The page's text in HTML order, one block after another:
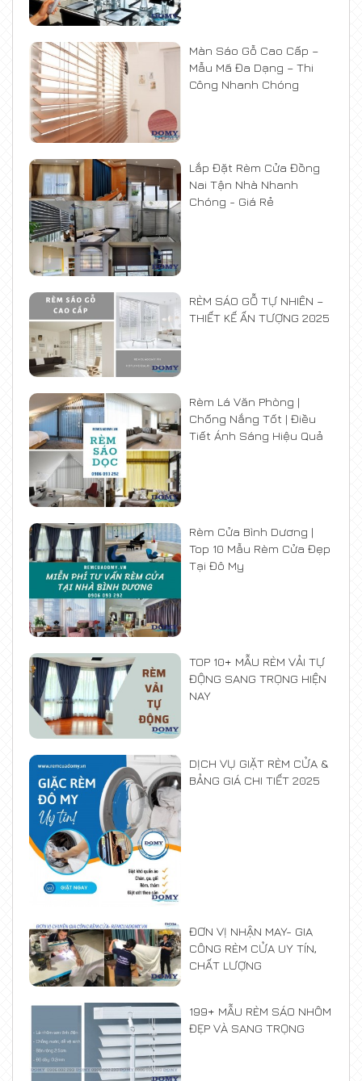
Màn Sáo Gỗ Cao Cấp –
Mẫu Mã Đa Dạng – Thi
Công Nhanh Chóng
Lắp Đặt Rèm Cửa Đồng
Nai Tận Nhà Nhanh
Chóng - Giá Rẻ
RÈM SÁO GỖ TỰ NHIÊN –
THIẾT KẾ ẤN TƯỢNG 2025
Rèm Lá Văn Phòng |
Chống Nắng Tốt | Điều
Tiết Ánh Sáng Hiệu Quả
Rèm Cửa Bình Dương |
Top 10 Mẫu Rèm Cửa Đẹp
Tại Đô My
TOP 10+ MẪU RÈM VẢI TỰ
ĐỘNG SANG TRỌNG HIỆN
NAY
DỊCH VỤ GIẶT RÈM CỬA &
BẢNG GIÁ CHI TIẾT 2025
ĐƠN VỊ NHẬN MAY- GIA
CÔNG RÈM CỬA UY TÍN,
CHẤT LƯỢNG
199+ MẪU RÈM SÁO NHÔM
ĐẸP VÀ SANG TRỌNG